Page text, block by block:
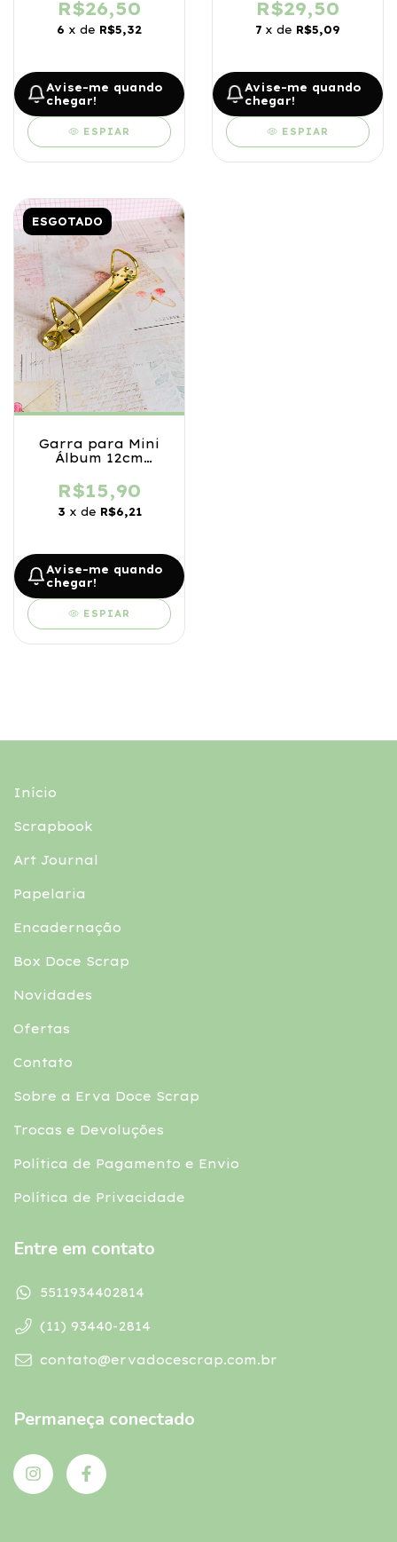
R$26,50
6 x de R$5,32
Avise-me quando
chegar!
ESPIAR
R$29,50
7 x de R$5,09
Avise-me quando
chegar!
ESPIAR
ESGOTADO
Garra para Mini
Álbum 12cm
R$15,90
3 x de R$6,21
Avise-me quando
chegar!
ESPIAR
Início
Scrapbook
Art Journal
Papelaria
Encadernação
Box Doce Scrap
Novidades
Ofertas
Contato
Sobre a Erva Doce Scrap
Trocas e Devoluções
Política de Pagamento e Envio
Política de Privacidade
Entre em contato
5511934402814
(11) 93440-2814
contato@ervadocescrap.com.br
Permaneça conectado